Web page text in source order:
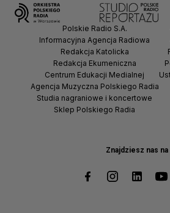
Znajdziesz nas na
Polskie Radio S.A.
Informacyjna Agencja Radiowa
Redakcja Katolicka
Redakcja Ekumeniczna
Centrum Edukacji Medialnej
Agencja Muzyczna Polskiego Radia
Studia nagraniowe i koncertowe
Sklep Polskiego Radia